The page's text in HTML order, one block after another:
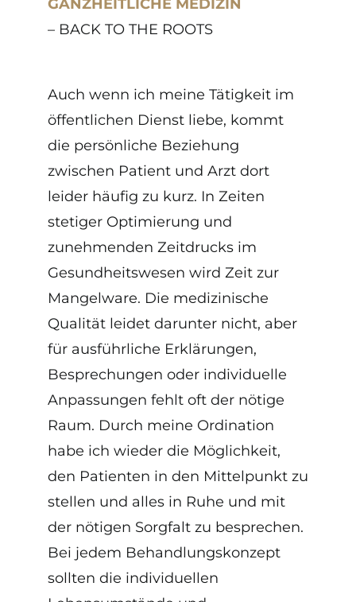
GANZHEITLICHE MEDIZIN
– BACK TO THE ROOTS
Auch wenn ich meine Tätigkeit im
öffentlichen Dienst liebe, kommt
die persönliche Beziehung
zwischen Patient und Arzt dort
leider häufig zu kurz. In Zeiten
stetiger Optimierung und
zunehmenden Zeitdrucks im
Gesundheitswesen wird Zeit zur
Mangelware. Die medizinische
Qualität leidet darunter nicht, aber
für ausführliche Erklärungen,
Besprechungen oder individuelle
Anpassungen fehlt oft der nötige
Raum. Durch meine Ordination
habe ich wieder die Möglichkeit,
den Patienten in den Mittelpunkt zu
stellen und alles in Ruhe und mit
der nötigen Sorgfalt zu besprechen.
Bei jedem Behandlungskonzept
sollten die individuellen